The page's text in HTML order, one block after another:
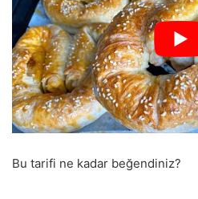
Bu tarifi ne kadar beğendiniz?